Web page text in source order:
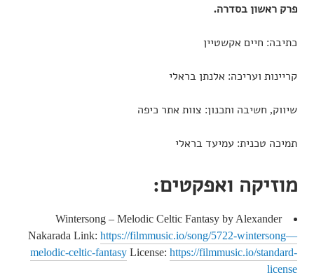
פרק ראשון בסדרה.
כתיבה: חיים אקשטיין
קריינות ועריכה: אלנתן בראלי
שיווק, חשיבה ותכנון: צוות אתר כיפה
תמיכה טכנית: עמיעד בראלי
מוזיקה ואפקטים:
Wintersong – Melodic Celtic Fantasy by Alexander
Nakarada Link: https://filmmusic.io/song/5722-wintersong—
melodic-celtic-fantasyLicense: https://filmmusic.io/standard-
license